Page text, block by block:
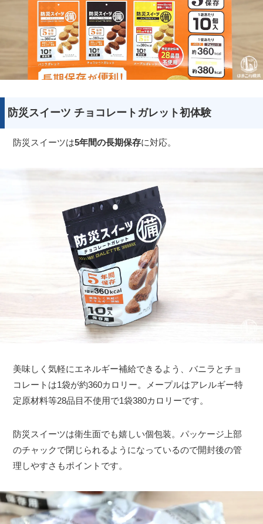
防災スイーツ チョコレートガレット初体験
防災スイーツは5年間の長期保存に対応。
美味しく気軽にエネルギー補給できるよう、バニラとチョ
コレートは1袋が約360カロリー。メープルはアレルギー特
定原材料等28品目不使用で1袋380カロリーです。
防災スイーツは衛生面でも嬉しい個包装。パッケージ上部
のチャックで閉じられるようになっているので開封後の管
理しやすさもポイントです。